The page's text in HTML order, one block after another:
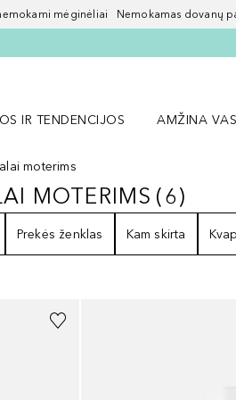
mėginėliai Nemokamas dovanų
IR TENDENCIJOS
AMŽINA
moterims
MOTERIMS6
MOTERIMS (6)
Prekės ženklas Kam skirta